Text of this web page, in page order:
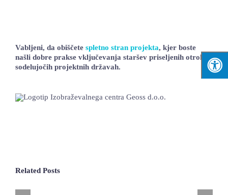
Vabljeni, da obiščete spletno stran projekta, kjer boste
našli dobre prakse vključevanja staršev priseljenih otrok v
sodelujočih projektnih državah.
Related Posts